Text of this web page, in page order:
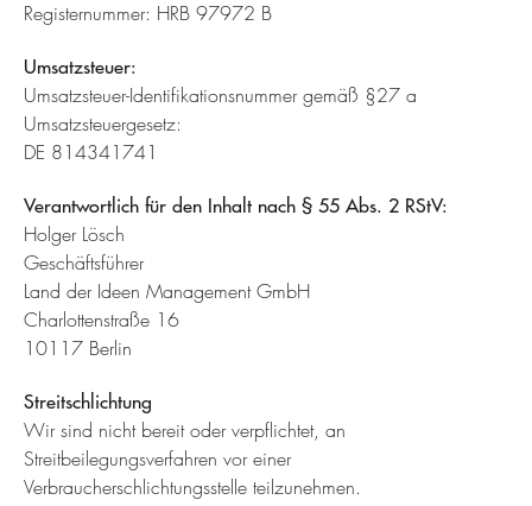
Registernummer: HRB 97972 B
Umsatzsteuer:
Umsatzsteuer-Identifikationsnummer gemäß §27 a
Umsatzsteuergesetz:
DE 814341741
Verantwortlich für den Inhalt nach § 55 Abs. 2 RStV:
Holger Lösch
Geschäftsführer
Land der Ideen Management GmbH
Charlottenstraße 16
10117 Berlin
Streitschlichtung
Wir sind nicht bereit oder verpflichtet, an
Streitbeilegungsverfahren vor einer
Verbraucherschlichtungsstelle teilzunehmen.